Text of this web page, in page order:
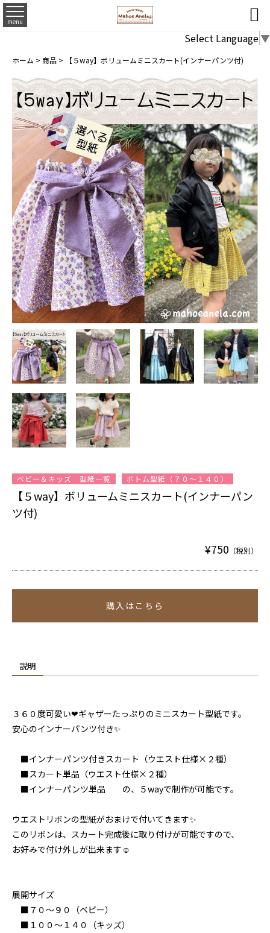
menu 
Select Language▼
ホーム > 商品 > 【５way】ボリュームミニスカート(インナーパンツ付)
ベビー＆キッズ 型紙一覧 ボトム型紙（７０～１４０）
【５way】ボリュームミニスカート(インナーパン
ツ付)
¥750 （税別）
購入はこちら
説明
３６０度可愛い❤ギャザーたっぷりのミニスカート型紙です。
安心のインナーパンツ付き✨
■インナーパンツ付きスカート（ウエスト仕様×２種）
■スカート単品（ウエスト仕様×２種）
■インナーパンツ単品 の、５wayで制作が可能です。
ウエストリボンの型紙がおまけで付いてきます✨
このリボンは、スカート完成後に取り付けが可能ですので、
お好みで付け外しが出来ます☺
展開サイズ
■７０～９０（ベビー）
■１００～１４０（キッズ）